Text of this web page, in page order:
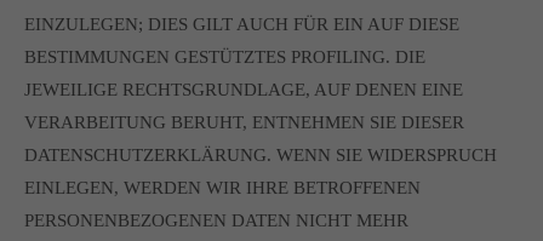
EINZULEGEN; DIES GILT AUCH FÜR EIN AUF DIESE
BESTIMMUNGEN GESTÜTZTES PROFILING. DIE
JEWEILIGE RECHTSGRUNDLAGE, AUF DENEN EINE
VERARBEITUNG BERUHT, ENTNEHMEN SIE DIESER
DATENSCHUTZERKLÄRUNG. WENN SIE WIDERSPRUCH
EINLEGEN, WERDEN WIR IHRE BETROFFENEN
PERSONENBEZOGENEN DATEN NICHT MEHR